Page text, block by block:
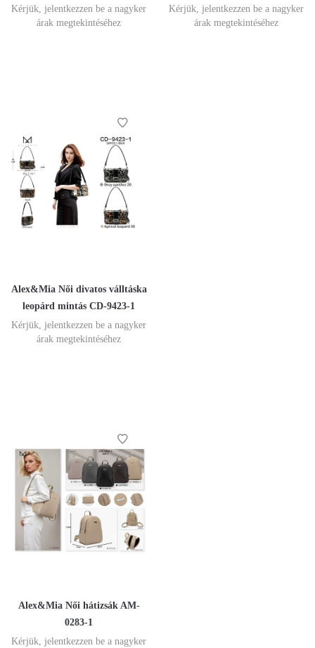
Kérjük, jelentkezzen be a nagyker
árak megtekintéséhez
Kérjük, jelentkezzen be a nagyker
árak megtekintéséhez
Alex&Mia Női divatos válltáska
leopárd mintás CD-9423-1
Kérjük, jelentkezzen be a nagyker
árak megtekintéséhez
Alex&Mia Női hátizsák AM-
0283-1
Kérjük, jelentkezzen be a nagyker